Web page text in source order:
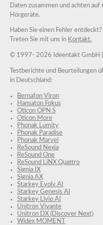
Daten zusammen und achten
Hörgeräte.
Haben Sie einen Fehler
Treten Sie mit uns in Kontakt.
© 1997- 2026 Ideentakt GmbH
Testberichte und Beurteilungen
in Deutschland:
Bernafon Viron
Hansaton Fokus
Oticon OPN S
Oticon More
Phonak Lumity
Phonak Paradise
Phonak Marvel
ReSound Nexia
ReSound One
ReSound LiNX Quattro
Signia IX
Signia AX
Starkey Evolv AI
Starkey Genesis AI
Starkey Livio AI
Unitron Vivante
Unitron DX (Discover Next)
Widex MOMENT